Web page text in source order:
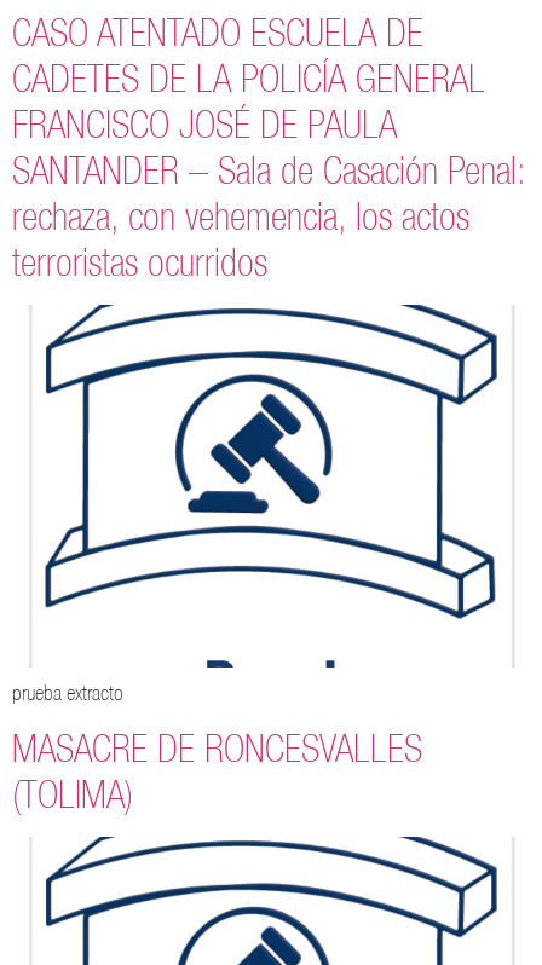
CASO ATENTADO ESCUELA DE
CADETES DE LA POLICÍA GENERAL
FRANCISCO JOSÉ DE PAULA
SANTANDER – Sala de Casación Penal:
rechaza, con vehemencia, los actos
terroristas ocurridos
prueba extracto
MASACRE DE RONCESVALLES
(TOLIMA)